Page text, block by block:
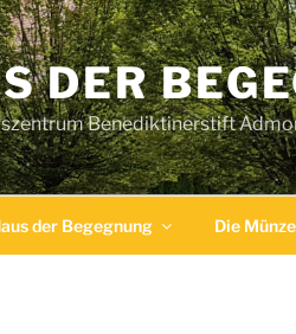
DER
Benediktinerstift
der Begegnung Die Münze